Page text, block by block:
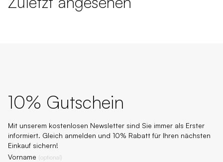
10% Gutschein
Mit unserem kostenlosen Newsletter sind Sie immer als Erster
informiert. Gleich anmelden und 10% Rabatt für Ihren nächsten
Einkauf sichern!
Vorname (optional)